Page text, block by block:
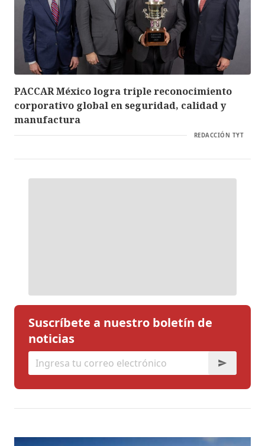
PACCAR México logra triple reconocimiento
corporativo global en seguridad, calidad y
manufactura
REDACCIÓN TYT
Suscríbete a nuestro boletín de
noticias